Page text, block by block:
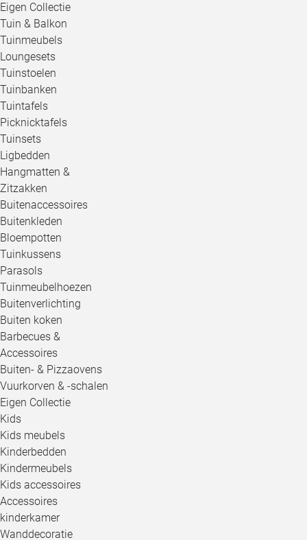
Eigen Collectie
Tuin & Balkon
Tuinmeubels
Loungesets
Tuinstoelen
Tuinbanken
Tuintafels
Picknicktafels
Tuinsets
Ligbedden
Hangmatten &
Zitzakken
Buitenaccessoires
Buitenkleden
Bloempotten
Tuinkussens
Parasols
Tuinmeubelhoezen
Buitenverlichting
Buiten koken
Barbecues &
Accessoires
Buiten- & Pizzaovens
Vuurkorven & -schalen
Eigen Collectie
Kids
Kids meubels
Kinderbedden
Kindermeubels
Kids accessoires
Accessoires
kinderkamer
Wanddecoratie